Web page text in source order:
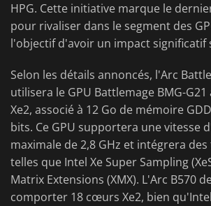
HPG. Cette initiative marque le
pour rivaliser dans le segment des
l'objectif d'avoir un impact significatif
Selon les détails annoncés, l'Arc
utilisera le GPU Battlemage BMG-
Xe2, associé à 12 Go de mémoire
bits. Ce GPU supportera une vitesse
maximale de 2,8 GHz et intégrera
telles que Intel Xe Super Sampling
Matrix Extensions (XMX). L'Arc B570
comporter 18 cœurs Xe2, bien